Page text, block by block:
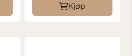
Kjøp